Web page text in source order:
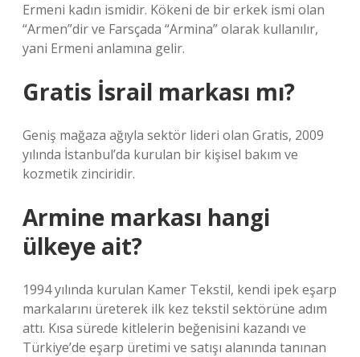
Ermeni kadın ismidir. Kökeni de bir erkek ismi olan
“Armen”dir ve Farsçada “Armina” olarak kullanılır,
yani Ermeni anlamına gelir.
Gratis İsrail markası mı?
Geniş mağaza ağıyla sektör lideri olan Gratis, 2009
yılında İstanbul’da kurulan bir kişisel bakım ve
kozmetik zinciridir.
Armine markası hangi
ülkeye ait?
1994 yılında kurulan Kamer Tekstil, kendi ipek eşarp
markalarını üreterek ilk kez tekstil sektörüne adım
attı. Kısa sürede kitlelerin beğenisini kazandı ve
Türkiye’de eşarp üretimi ve satışı alanında tanınan